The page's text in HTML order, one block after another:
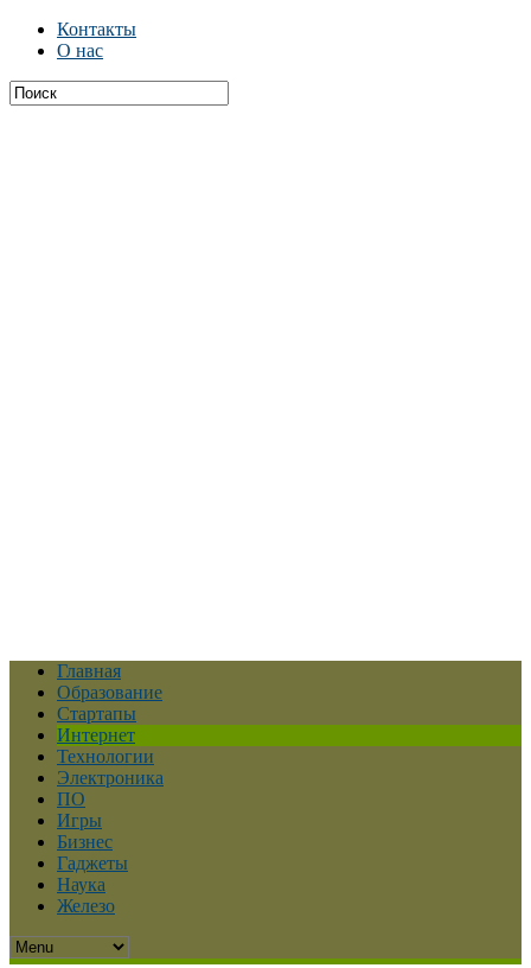
Контакты
О нас
Главная
Образование
Стартапы
Интернет
Технологии
Электроника
ПО
Игры
Бизнес
Гаджеты
Наука
Железо